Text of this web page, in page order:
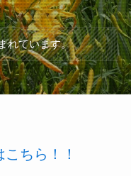
れています。
ちら！！